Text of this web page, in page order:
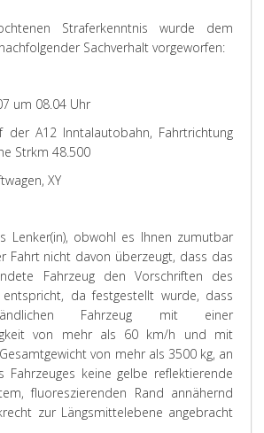
Straferkenntnis wurde dem
Sachverhalt vorgeworfen:
um 08.04 Uhr
der A12 Inntalautobahn, Fahrtrichtung
Strkm 48.500
XY
Lenker(in), obwohl es Ihnen zumutbar
Fahrt nicht davon überzeugt, dass das
Fahrzeug den Vorschriften des
entspricht, da festgestellt wurde, dass
Fahrzeug mit einer
von mehr als 60 km/h und mit
von mehr als 3500 kg, an
Fahrzeuges keine gelbe reflektierende
fluoreszierenden Rand annähernd
zur Längsmittelebene angebracht